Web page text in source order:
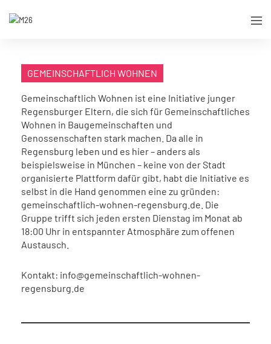
GEMEINSCHAFTLICH WOHNEN
Gemeinschaftlich Wohnen ist eine Initiative junger
Regensburger Eltern, die sich für Gemeinschaftliches
Wohnen in Baugemeinschaften und
Genossenschaften stark machen. Da alle in
Regensburg leben und es hier – anders als
beispielsweise in München – keine von der Stadt
organisierte Plattform dafür gibt, habt die Initiative es
selbst in die Hand genommen eine zu gründen:
gemeinschaftlich-wohnen-regensburg.de. Die
Gruppe trifft sich jeden ersten Dienstag im Monat ab
18:00 Uhr in entspannter Atmosphäre zum offenen
Austausch.
Kontakt: info@gemeinschaftlich-wohnen-
regensburg.de